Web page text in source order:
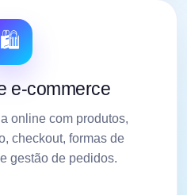
🛍️
e-commerce
online com produtos,
checkout, formas de
gestão de pedidos.